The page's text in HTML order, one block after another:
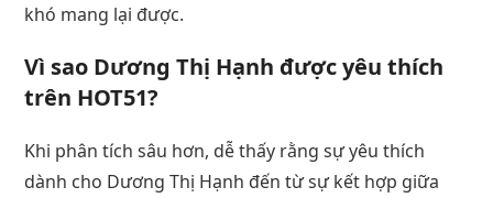
khó mang lại được.
Vì sao Dương Thị Hạnh được yêu thích
trên HOT51?
Khi phân tích sâu hơn, dễ thấy rằng sự yêu thích
dành cho Dương Thị Hạnh đến từ sự kết hợp giữa